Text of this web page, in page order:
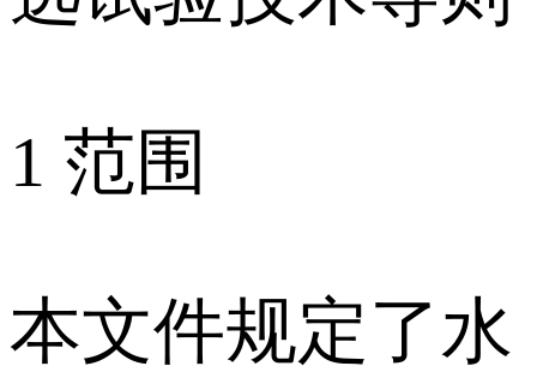
1 范围
本文件规定了水